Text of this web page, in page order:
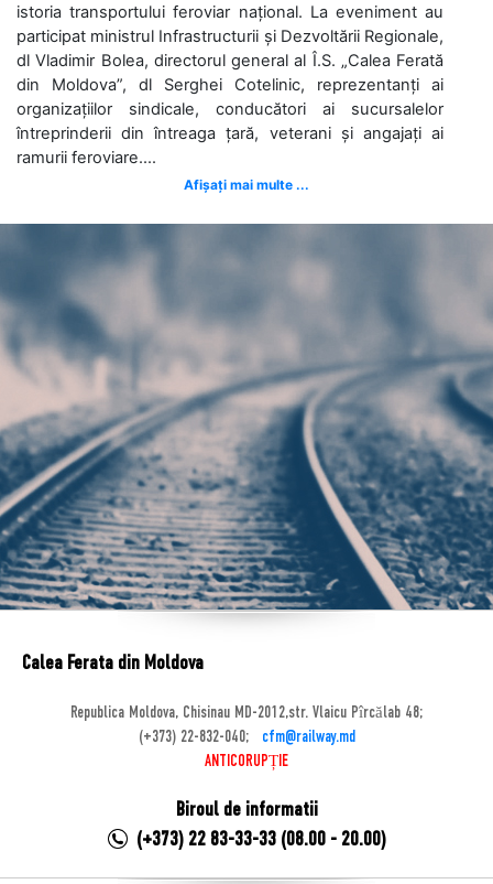
istoria transportului feroviar național. La eveniment au
participat ministrul Infrastructurii și Dezvoltării Regionale,
dl Vladimir Bolea, directorul general al Î.S. „Calea Ferată
din Moldova”, dl Serghei Cotelinic, reprezentanți ai
organizațiilor sindicale, conducători ai sucursalelor
întreprinderii din întreaga țară, veterani și angajați ai
ramurii feroviare....
Afișați mai multe ...
Calea Ferata din Moldova
Republica Moldova, Chisinau MD-2012,str. Vlaicu Pîrcălab 48;
(+373) 22-832-040;
cfm@railway.md
ANTICORUPȚIE
Biroul de informatii
(+373) 22 83-33-33 (08.00 - 20.00)